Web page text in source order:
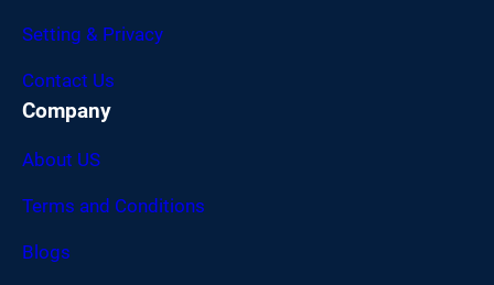
Setting & Privacy
Contact Us
Company
About US
Terms and Conditions
Blogs